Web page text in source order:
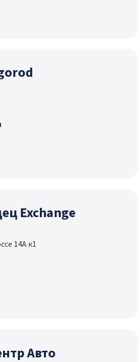
Exchange
14А к1
Авто